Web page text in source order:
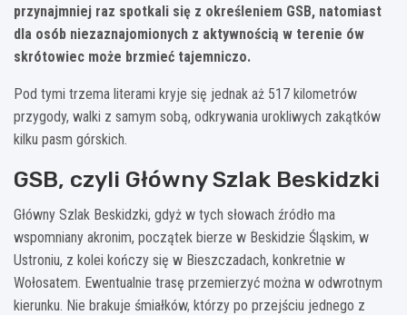
przynajmniej raz spotkali się z określeniem GSB, natomiast
dla osób niezaznajomionych z aktywnością w terenie ów
skrótowiec może brzmieć tajemniczo.
Pod tymi trzema literami kryje się jednak aż 517 kilometrów
przygody, walki z samym sobą, odkrywania urokliwych zakątków
kilku pasm górskich.
GSB, czyli Główny Szlak Beskidzki
Główny Szlak Beskidzki, gdyż w tych słowach źródło ma
wspomniany akronim, początek bierze w Beskidzie Śląskim, w
Ustroniu, z kolei kończy się w Bieszczadach, konkretnie w
Wołosatem. Ewentualnie trasę przemierzyć można w odwrotnym
kierunku. Nie brakuje śmiałków, którzy po przejściu jednego z